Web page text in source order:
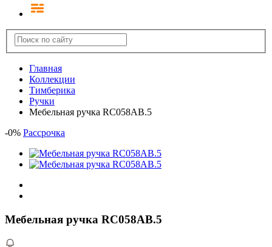
Главная
Коллекции
Тимберика
Ручки
Мебельная ручка RC058AB.5
-0% Рассрочка
Мебельная ручка RC058AB.5